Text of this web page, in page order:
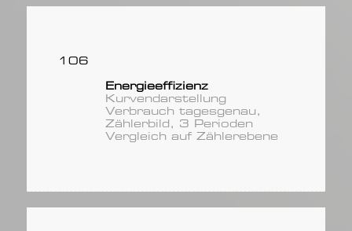
106
Energieeffizienz
Kurvendarstellung
Verbrauch tagesgenau,
Zählerbild, 3 Perioden
Vergleich auf Zählerebene